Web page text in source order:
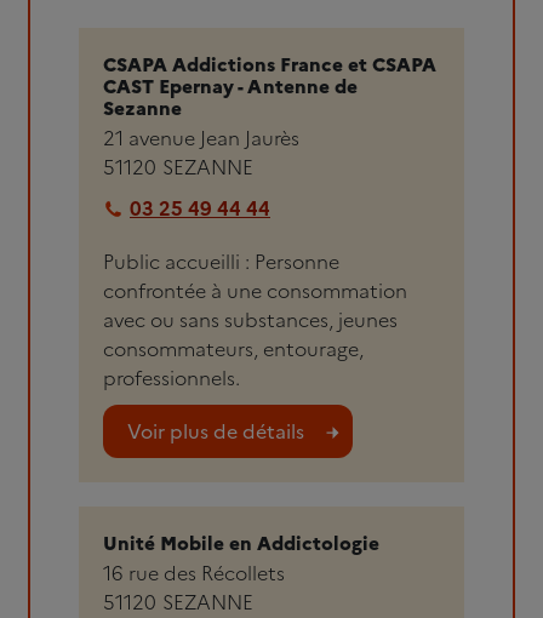
CSAPA Addictions France et CSAPA
CAST Epernay - Antenne de
Sezanne
21 avenue Jean Jaurès
51120 SEZANNE
03 25 49 44 44
Public accueilli : Personne
confrontée à une consommation
avec ou sans substances, jeunes
consommateurs, entourage,
professionnels.
Voir plus de détails
Unité Mobile en Addictologie
16 rue des Récollets
51120 SEZANNE